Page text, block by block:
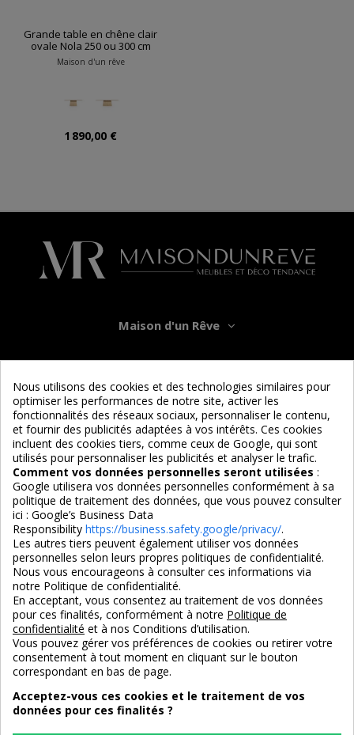
Grande table en chêne clair
ovale Nola 250 ou 300 cm
Maison d'un rêve
1 890,00 €
Maison d'un Rêve
Informations
Services
Nous suivre
4,7/5
3X SANS FRAIS
100% sécurisé
PAIEMENT 100% SÉCURISÉ
par CB / Amex / Virement
LIVRAISON 12/18 JOURS
Nous utilisons des cookies et des technologies similaires pour
optimiser les performances de notre site, activer les
fonctionnalités des réseaux sociaux, personnaliser le contenu,
et fournir des publicités adaptées à vos intérêts. Ces cookies
incluent des cookies tiers, comme ceux de Google, qui sont
utilisés pour personnaliser les publicités et analyser le trafic.
Comment vos données personnelles seront utilisées :
Google utilisera vos données personnelles conformément à sa
politique de traitement des données, que vous pouvez consulter
ici : Google’s Business Data
Responsibility https://business.safety.google/privacy/.
Les autres tiers peuvent également utiliser vos données
personnelles selon leurs propres politiques de confidentialité.
Nous vous encourageons à consulter ces informations via
notre Politique de confidentialité.
En acceptant, vous consentez au traitement de vos données
pour ces finalités, conformément à notre Politique de
confidentialité et à nos Conditions d’utilisation.
Vous pouvez gérer vos préférences de cookies ou retirer votre
consentement à tout moment en cliquant sur le bouton
correspondant en bas de page.
Acceptez-vous ces cookies et le traitement de vos
données pour ces finalités ?